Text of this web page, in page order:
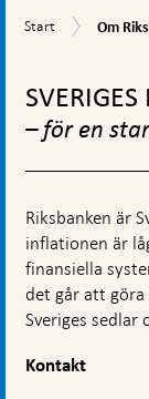
Start
Start
Om
Om
toppnavigation
– för en
Riksbanken är
inflationen är
finansiella
det går att göra
Sveriges sedlar
Kontakt